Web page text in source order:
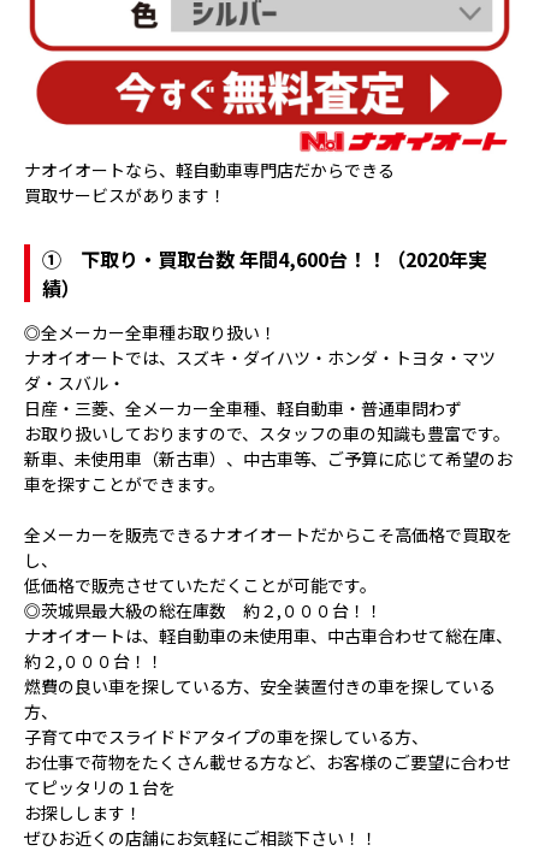
ナオイオートなら、軽自動車専門店だからできる
買取サービスがあります！
① 下取り・買取台数 年間4,600台！！（2020年実
績）
◎全メーカー全車種お取り扱い！
ナオイオートでは、スズキ・ダイハツ・ホンダ・トヨタ・マツ
ダ・スバル・
日産・三菱、全メーカー全車種、軽自動車・普通車問わず
お取り扱いしておりますので、スタッフの車の知識も豊富です。
新車、未使用車（新古車）、中古車等、ご予算に応じて希望のお
車を探すことができます。
全メーカーを販売できるナオイオートだからこそ高価格で買取を
し、
低価格で販売させていただくことが可能です。
◎茨城県最大級の総在庫数 約２,０００台！！
ナオイオートは、軽自動車の未使用車、中古車合わせて総在庫、
約２,０００台！！
燃費の良い車を探している方、安全装置付きの車を探している
方、
子育て中でスライドドアタイプの車を探している方、
お仕事で荷物をたくさん載せる方など、お客様のご要望に合わせ
てピッタリの１台を
お探しします！
ぜひお近くの店舗にお気軽にご相談下さい！！